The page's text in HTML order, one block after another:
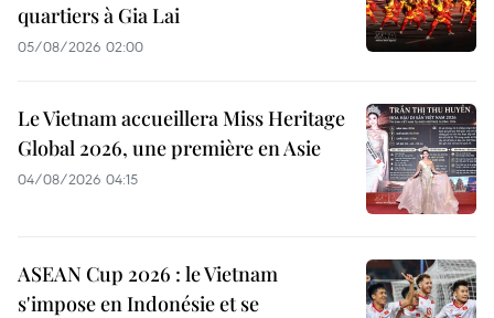
quartiers à Gia Lai
05/08/2026 02:00
Le Vietnam accueillera Miss Heritage
Global 2026, une première en Asie
04/08/2026 04:15
ASEAN Cup 2026 : le Vietnam
s'impose en Indonésie et se